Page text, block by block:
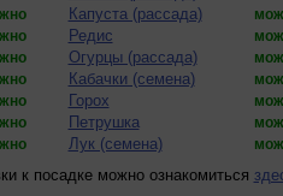
Капуста (рассада)
Редис
Огурцы (рассада)
Кабачки (семена)
Горох
Петрушка
Лук (семена)
к посадке можно ознакомиться